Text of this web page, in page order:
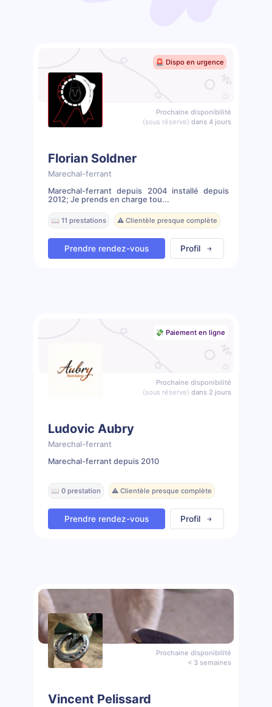
🚨 Dispo en urgence
Prochaine disponibilité
(sous réserve) dans 4 jours
Florian Soldner
Marechal-ferrant
Marechal-ferrant depuis 2004 installé depuis
2012; Je prends en charge tou...
📖 11 prestations ⚠️ Clientèle presque complète
Prendre rendez-vous Profil
💸 Paiement en ligne
Prochaine disponibilité
(sous réserve) dans 2 jours
Ludovic Aubry
Marechal-ferrant
Marechal-ferrant depuis 2010
📖 0 prestation ⚠️ Clientèle presque complète
Prendre rendez-vous Profil
Prochaine disponibilité
< 3 semaines
Vincent Pelissard